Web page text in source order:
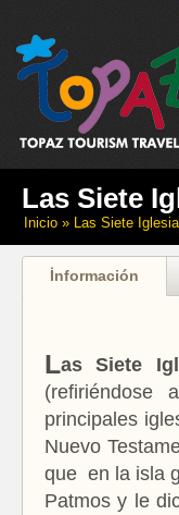
Las Siete
Inicio » Las Siete
İnformación
Las Siete
(refiriéndose
principales
Nuevo
que en la isla
Patmos y le